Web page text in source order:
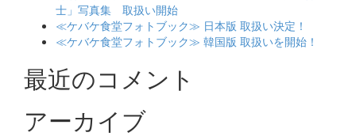
士」写真集 取扱い開始
≪ケバケ食堂フォトブック≫ 日本版 取扱い決定！
≪ケバケ食堂フォトブック≫ 韓国版 取扱いを開始！
最近のコメント
アーカイブ